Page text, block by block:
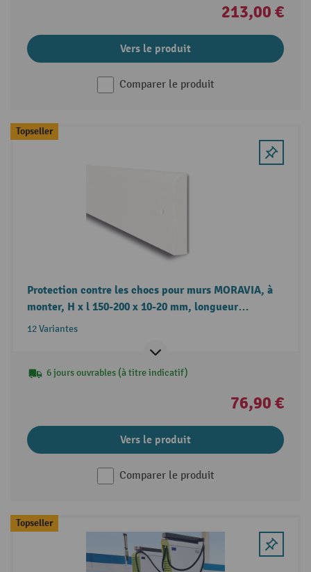
213,00 €
Vers le produit
Comparer le produit
Topseller
Protection contre les chocs pour murs MORAVIA, à
monter, H x l 150-200 x 10-20 mm, longueur
2 060 mm
12 Variantes
6 jours ouvrables (à titre indicatif)
76,90 €
Vers le produit
Comparer le produit
Topseller